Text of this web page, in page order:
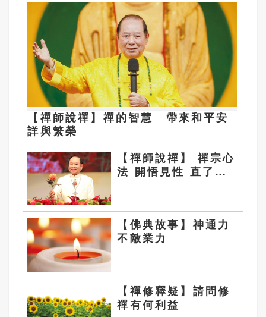
【禪師說禪】禪的智慧 帶來和平安
詳與繁榮
【禪師說禪】 禪宗心
法 開悟見性 直了成
【佛典故事】神通力
不敵業力
【禪修釋疑】請問修
禪有何利益